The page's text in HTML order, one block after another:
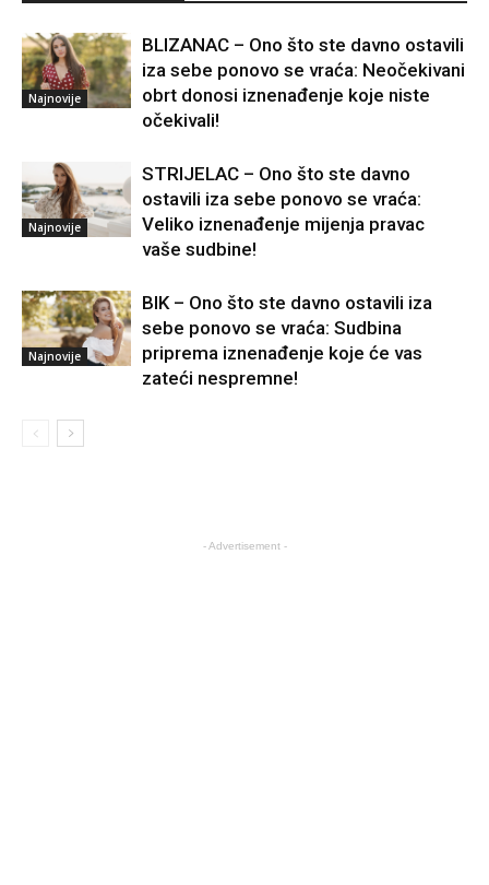
Najnovije
BLIZANAC – Ono što ste davno ostavili
iza sebe ponovo se vraća: Neočekivani
obrt donosi iznenađenje koje niste
očekivali!
Najnovije
STRIJELAC – Ono što ste davno
ostavili iza sebe ponovo se vraća:
Veliko iznenađenje mijenja pravac
vaše sudbine!
Najnovije
BIK – Ono što ste davno ostavili iza
sebe ponovo se vraća: Sudbina
priprema iznenađenje koje će vas
zateći nespremne!
- Advertisement -